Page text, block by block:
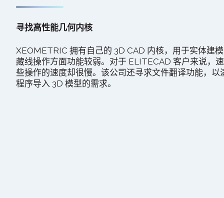
寻找高性能几何内核
XEOMETRIC 拥有自己的 3D CAD 内核，用于实体建
藏线操作方面功能较弱。对于 ELITECAD 客户来说，
些操作的速度却很慢。该公司还寻求文件翻译功能，以
程序导入 3D 模型的需求。